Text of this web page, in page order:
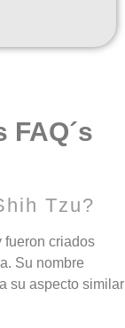
Tzu?
fueron criados
Su nombre
su aspecto similar